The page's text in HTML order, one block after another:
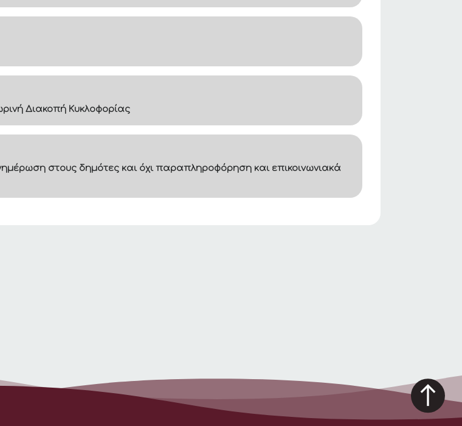
Διακοπή Κυκλοφορίας
στους δημότες και όχι παραπληροφόρηση και επικοινωνιακά